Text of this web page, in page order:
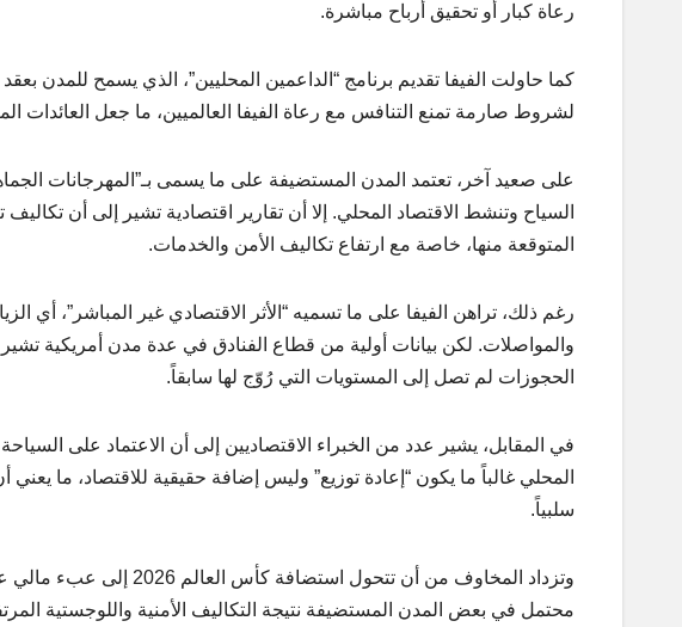
رعاة كبار أو تحقيق أرباح مباشرة.
كما حاولت الفيفا تقديم برنامج “الداعمين المحليين”، الذي يسمح للمدن
لشروط صارمة تمنع التنافس مع رعاة الفيفا العالميين، ما جعل العائدات
على صعيد آخر، تعتمد المدن المستضيفة على ما يسمى بـ”المهرجانات
السياح وتنشط الاقتصاد المحلي. إلا أن تقارير اقتصادية تشير إلى أن
المتوقعة منها، خاصة مع ارتفاع تكاليف الأمن والخدمات.
رغم ذلك، تراهن الفيفا على ما تسميه “الأثر الاقتصادي غير المباشر”، أي
والمواصلات. لكن بيانات أولية من قطاع الفنادق في عدة مدن أمريكية
الحجوزات لم تصل إلى المستويات التي رُوّج لها سابقاً.
في المقابل، يشير عدد من الخبراء الاقتصاديين إلى أن الاعتماد على
المحلي غالباً ما يكون “إعادة توزيع” وليس إضافة حقيقية للاقتصاد، ما
سلبياً.
وتزداد المخاوف من أن
محتمل في بعض المدن المستضيفة نتيجة التكاليف الأمنية واللوجستية